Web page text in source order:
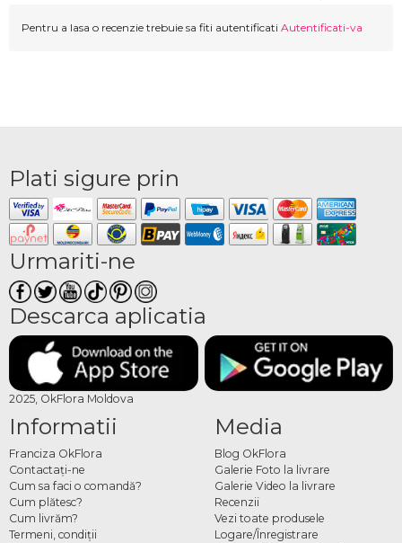
Pentru a lasa o recenzie trebuie sa fiti autentificati Autentificati-va
Plati sigure prin
Urmariti-ne
Descarca aplicatia
2025, OkFlora Moldova
Informatii
Franciza OkFlora
Contactaţi-ne
Cum sa faci o comandă?
Cum plătesc?
Cum livrăm?
Termeni, condiţii
Media
Blog OkFlora
Galerie Foto la livrare
Galerie Video la livrare
Recenzii
Vezi toate produsele
Logare/Înregistrare